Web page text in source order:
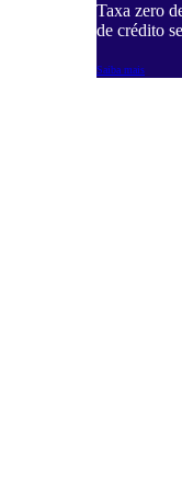
Taxa zero
de crédito
Saiba mais